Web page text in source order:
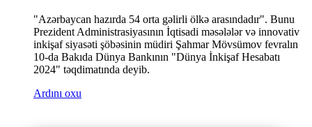
"Azərbaycan hazırda 54 orta gəlirli ölkə arasındadır". Bunu
Prezident Administrasiyasının İqtisadi məsələlər və innovativ
inkişaf siyasəti şöbəsinin müdiri Şahmar Mövsümov fevralın
10-da Bakıda Dünya Bankının "Dünya İnkişaf Hesabatı
2024" təqdimatında deyib.
Ardını oxu